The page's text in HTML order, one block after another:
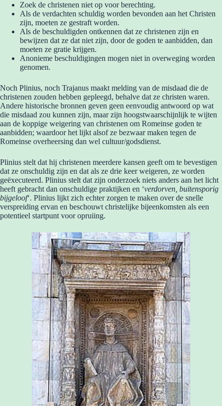
Zoek de christenen niet op voor berechting.
Als de verdachten schuldig worden bevonden aan het Christen
zijn, moeten ze gestraft worden.
Als de beschuldigden ontkennen dat ze christenen zijn en
bewijzen dat ze dat niet zijn, door de goden te aanbidden, dan
moeten ze gratie krijgen.
Anonieme beschuldigingen mogen niet in overweging worden
genomen.
Noch Plinius, noch Trajanus maakt melding van de misdaad die de
christenen zouden hebben gepleegd, behalve dat ze christen waren.
Andere historische bronnen geven geen eenvoudig antwoord op wat
die misdaad zou kunnen zijn, maar zijn hoogstwaarschijnlijk te wijten
aan de koppige weigering van christenen om Romeinse goden te
aanbidden; waardoor het lijkt alsof ze bezwaar maken tegen de
Romeinse overheersing dan wel cultuur/godsdienst.
Plinius stelt dat hij christenen meerdere kansen geeft om te bevestigen
dat ze onschuldig zijn en dat als ze drie keer weigeren, ze worden
geëxecuteerd. Plinius stelt dat zijn onderzoek niets anders aan het licht
heeft gebracht dan onschuldige praktijken en ‘verdorven, buitensporig
bijgeloof‘. Plinius lijkt zich echter zorgen te maken over de snelle
verspreiding ervan en beschouwt christelijke bijeenkomsten als een
potentieel startpunt voor opruiing.